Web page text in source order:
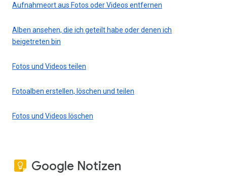
Aufnahmeort aus Fotos oder Videos entfernen
Alben ansehen, die ich geteilt habe oder denen ich
beigetreten bin
Fotos und Videos teilen
Fotoalben erstellen, löschen und teilen
Fotos und Videos löschen
Google Notizen